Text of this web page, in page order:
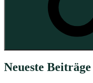
Neueste Beiträge